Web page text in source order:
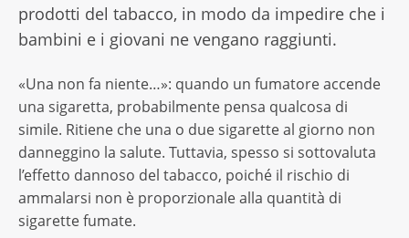
prodotti del tabacco, in modo da impedire che i
bambini e i giovani ne vengano raggiunti.
«Una non fa niente…»: quando un fumatore accende
una sigaretta, probabilmente pensa qualcosa di
simile. Ritiene che una o due sigarette al giorno non
danneggino la salute. Tuttavia, spesso si sottovaluta
l’effetto dannoso del tabacco, poiché il rischio di
ammalarsi non è proporzionale alla quantità di
sigarette fumate.